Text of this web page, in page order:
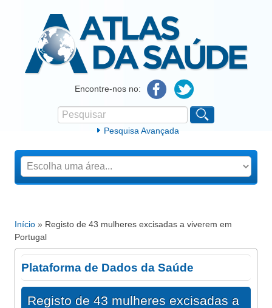
Atlas da SaúdeEncontre-nos no:
Formulário de procura
Pesquisar
Pesquisa Avançada
Está aqui
Início » Registo de 43 mulheres excisadas a viverem em
Portugal
Plataforma de Dados da Saúde
Registo de 43 mulheres excisadas a